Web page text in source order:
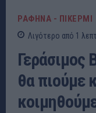
ΡΑΦΗΝΑ - ΠΙΚΕΡΜΙ
Λιγότερο από 1
Γεράσιμος
θα πιούμε